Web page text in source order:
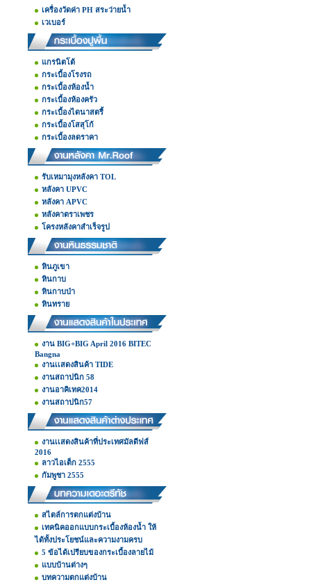
เครื่องวัดค่า PH สระว่ายน้ำ
เวเบอร์
แกรนิตโต้
กระเบื้องโรงรถ
กระเบื้องห้องน้ำ
กระเบื้องห้องครัว
กระเบื้องไดนาสตรี้
กระเบื้องโสสุโก้
กระเบื้องลดราคา
รับเหมามุงหลังคา TOL
หลังคา UPVC
หลังคา APVC
หลังคาตราเพชร
โครงหลังคาสำเร็จรูป
หินภูเขา
หินกาบ
หินกาบป่า
หินทราย
งาน BIG+BIG April 2016 BITEC
Bangna
งานเเสดงสินค้า TIDE
งานสถาปนิก 58
งานอาคิเทค2014
งานสถาปนิก57
งานเเสดงสินค้าที่ประเทศมัลดีฟส์
2016
ลาวไอเต็ก 2555
กัมพูชา 2555
สไตล์การตกแต่งบ้าน
เทคนิคออกแบบกระเบื้องห้องน้ำ ให้
ได้ทั้งประโยชน์และความงามครบ
5 ข้อได้เปรียบของกระเบื้องลายไม้
แบบบ้านต่างๆ
บทความตกแต่งบ้าน